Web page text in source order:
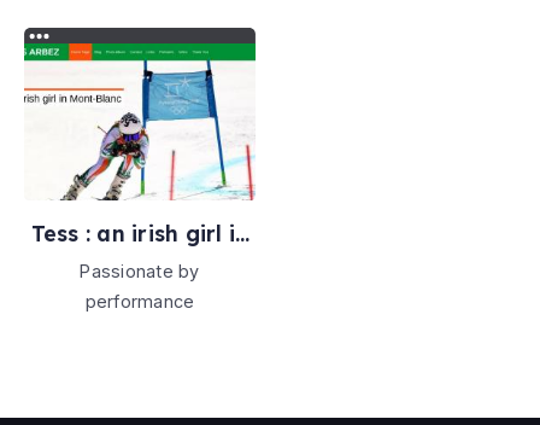
vidéos. Venez échanger
autour du telemark et
consulter les rendez-vous
de l'hiver
Tess : an irish girl in
mont-blanc
Passionate by
performance